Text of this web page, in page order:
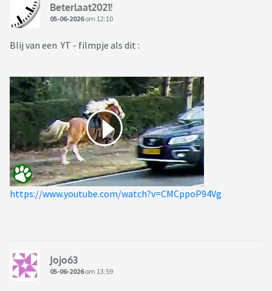
Beterlaat2021!
05-06-2026om 12:10
Blij van een YT - filmpje als dit :
https://www.youtube.com/watch?v=CMCppoP94Vg
Jojo63
05-06-2026om 13:59